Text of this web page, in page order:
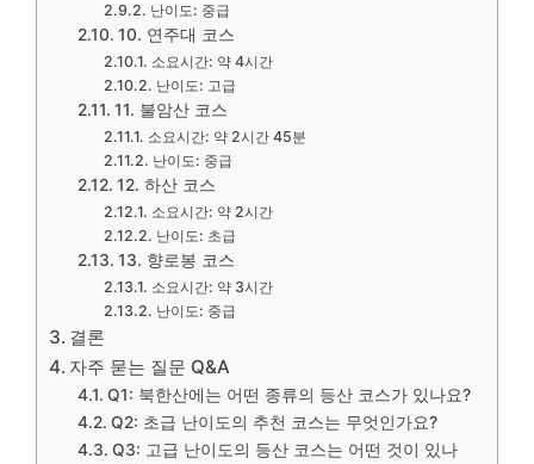
난이도: 중급
10. 연주대 코스
소요시간: 약 4시간
난이도: 고급
11. 불암산 코스
소요시간: 약 2시간 45분
난이도: 중급
12. 하산 코스
소요시간: 약 2시간
난이도: 초급
13. 향로봉 코스
소요시간: 약 3시간
난이도: 중급
결론
자주 묻는 질문 Q&A
Q1: 북한산에는 어떤 종류의 등산 코스가 있나요?
Q2: 초급 난이도의 추천 코스는 무엇인가요?
Q3: 고급 난이도의 등산 코스는 어떤 것이 있나